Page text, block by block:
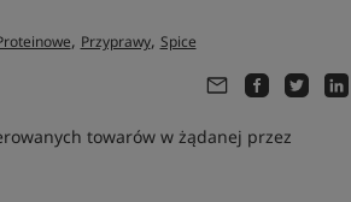
, Przyprawy, Spice
towarów w żądanej przez